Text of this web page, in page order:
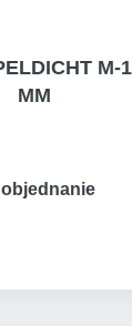
M-
MM
objednanie